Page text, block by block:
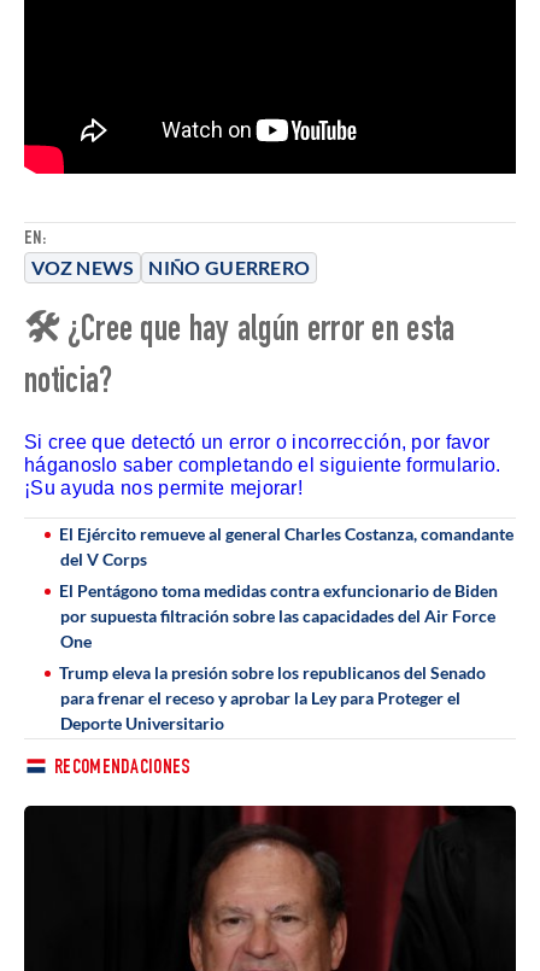
EN:
VOZ NEWS NIÑO GUERRERO
🛠 ¿Cree que hay algún error en esta
noticia?
Si cree que detectó un error o incorrección, por favor
háganoslo saber completando el siguiente formulario.
¡Su ayuda nos permite mejorar!
El Ejército remueve al general Charles Costanza, comandante
del V Corps
El Pentágono toma medidas contra exfuncionario de Biden
por supuesta filtración sobre las capacidades del Air Force
One
Trump eleva la presión sobre los republicanos del Senado
para frenar el receso y aprobar la Ley para Proteger el
Deporte Universitario
RECOMENDACIONES